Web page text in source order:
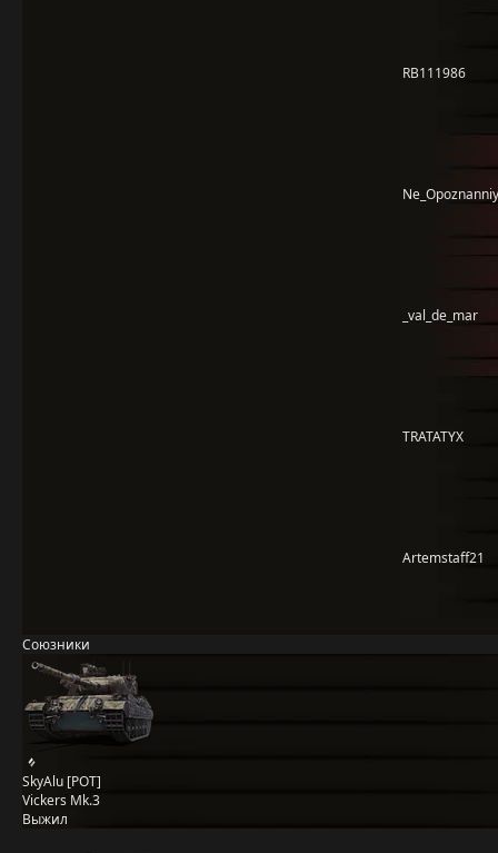
RB111986
_val_de_mar
TRATATYX
Artemstaff21
Союзники
SkyAlu [POT]
Vickers Mk.3
Выжил